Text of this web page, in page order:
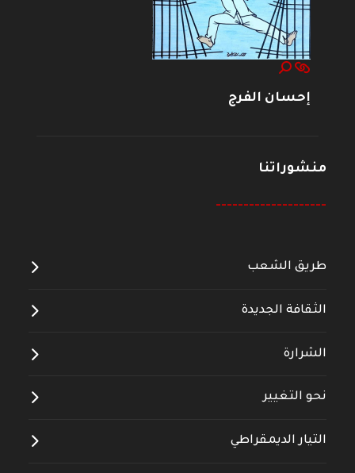
إحسان الفرج
منشوراتنا
--------------------
طريق الشعب
الثقافة الجديدة
الشرارة
نحو التغيير
التيار الديمقراطي